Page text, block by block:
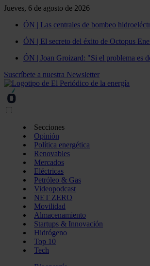
Jueves, 6 de agosto de 2026
ÓN | Las centrales de bombeo
ÓN | El secreto del éxito de Octopus
ÓN | Joan Groizard: "Si el problema es
Suscríbete a nuestra Newsletter
Secciones
Opinión
Política energética
Renovables
Mercados
Eléctricas
Petróleo & Gas
Videopodcast
NET ZERO
Movilidad
Almacenamiento
Startups & Innovación
Hidrógeno
Top 10
Tech